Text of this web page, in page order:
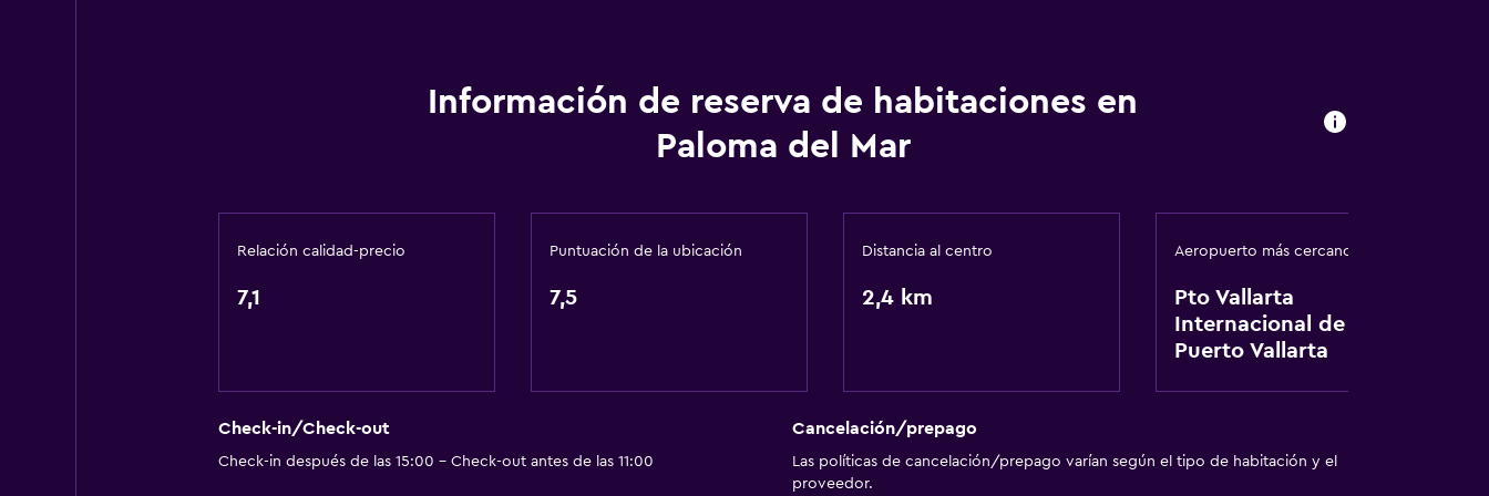
Vista a la ciudad
Vista a la piscina
Espacio de almacenamiento
Salud y seguridad
Botiquín de primeros auxilios
Caja fuerte
Información de reserva de habitaciones en
Paloma del Mar
Relación calidad-precio
7,1
Puntuación de la ubicación
7,5
Distancia al centro
2,4 km
Aeropuerto más cercano
Pto Vallarta
Internacional de
Puerto Vallarta
Check-in/Check-out
Check-in después de las 15:00 - Check-out antes de las 11:00
Cancelación/prepago
Las políticas de cancelación/prepago varían según el tipo de habitación y el
proveedor.